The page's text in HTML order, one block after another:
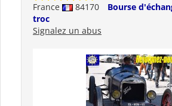
France 84170
Bourse
troc
Signalez un abus